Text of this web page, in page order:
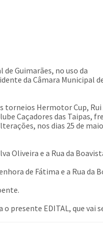
de Guimarães, no uso da
da Câmara Municipal
torneios Hermotor Cup,
Caçadores das Taipas,
nos dias 25 de maio
Oliveira e a Rua da
de Fátima e a Rua da
presente EDITAL, que vai